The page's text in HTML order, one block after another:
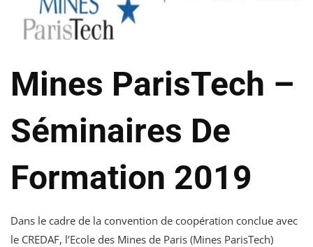
Mines ParisTech –
Séminaires De
Formation 2019
Dans le cadre de la convention de coopération conclue avec
le CREDAF, l’Ecole des Mines de Paris (Mines ParisTech)